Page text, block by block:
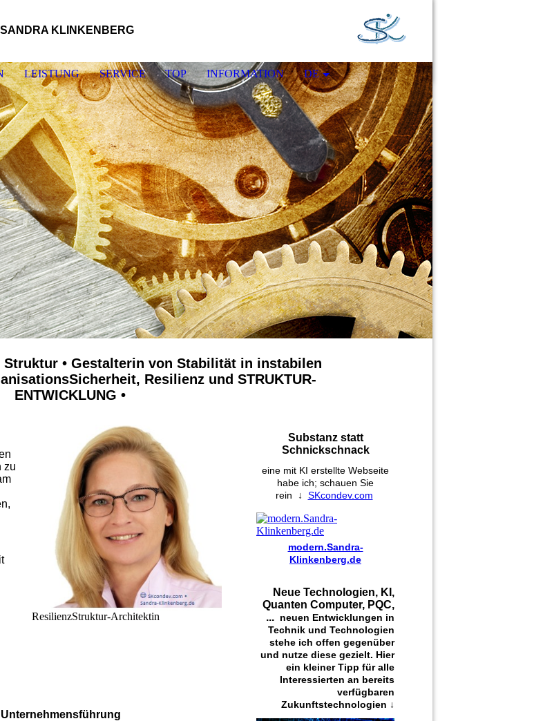
SANDRA KLINKENBERG
LEISTUNG SERVICE TOP INFORMATION DE
• Gestalterin von Stabilität in instabilen
Resilienz und STRUKTUR-
ENTWICKLUNG •
ResilienzStruktur-Architektin
zu
Substanz statt
Schnickschnack
eine mit KI erstellte Webseite
habe ich; schauen Sie
rein
↓ SKcondev.com
modern.Sandra-
Klinkenberg.de
Neue Technologien, KI,
Quanten Computer, PQC,
... neuen Entwicklungen in
Technik und Technologien
stehe ich offen gegenüber
und nutze diese gezielt. Hier
ein kleiner Tipp für alle
Interessierten an bereits
verfügbaren
Zukunftstechnologien ↓